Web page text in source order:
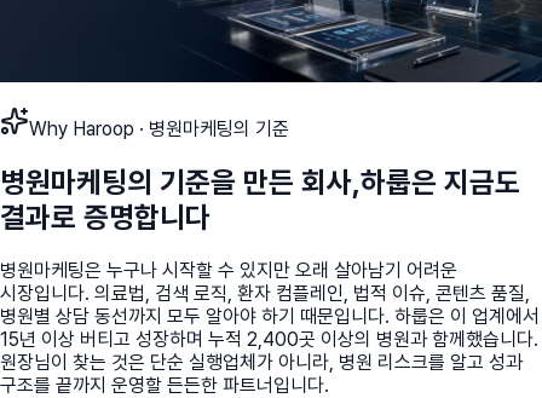
Why Haroop · 병원마케팅의 기준
병원마케팅의 기준을 만든 회사,하룹은 지금도
결과로 증명합니다
병원마케팅은 누구나 시작할 수 있지만 오래 살아남기 어려운
시장입니다. 의료법, 검색 로직, 환자 컴플레인, 법적 이슈, 콘텐츠 품질,
병원별 상담 동선까지 모두 알아야 하기 때문입니다. 하룹은 이 업계에서
15년 이상 버티고 성장하며 누적 2,400곳 이상의 병원과 함께했습니다.
원장님이 찾는 것은 단순 실행업체가 아니라, 병원 리스크를 알고 성과
구조를 끝까지 운영할 든든한 파트너입니다.